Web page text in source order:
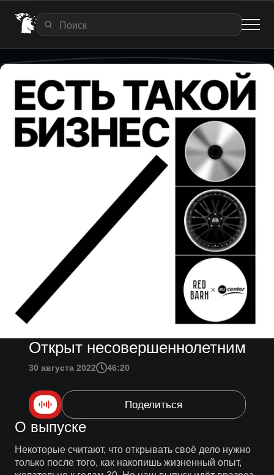
Открыт несовершеннолетним
30 августа 2022 46:20
Поделиться
О выпуске
Некоторые считают, что открывать своё дело нужно
только после того, как накопишь жизненный опыт,